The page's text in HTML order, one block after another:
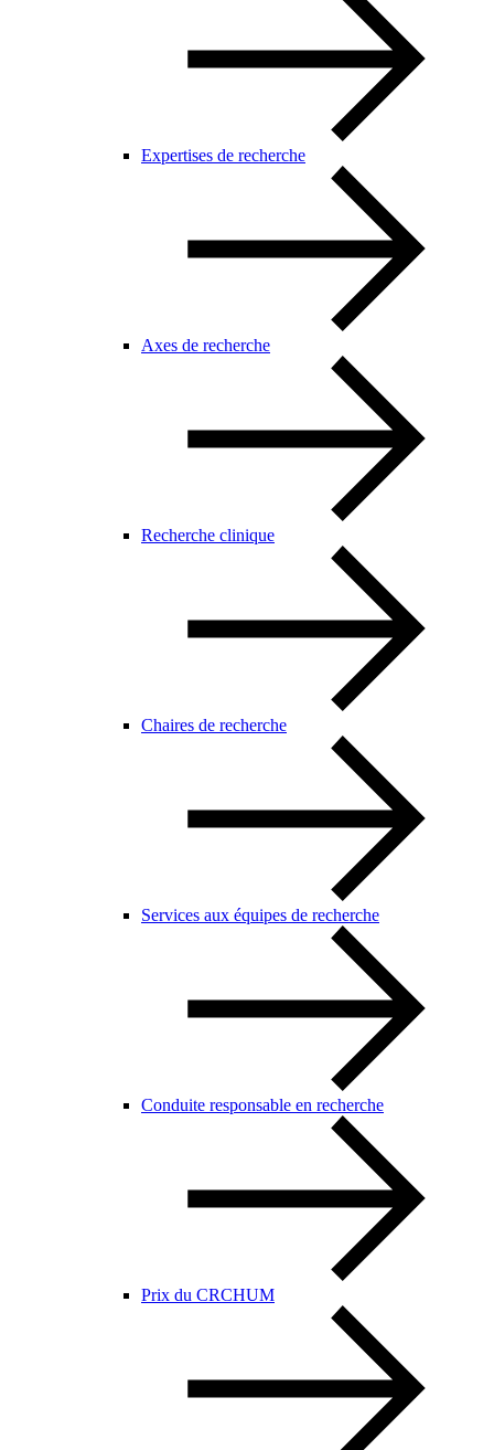
Expertises de recherche
Axes de recherche
Recherche clinique
Chaires de recherche
Services aux équipes de recherche
Conduite responsable en recherche
Prix du CRCHUM